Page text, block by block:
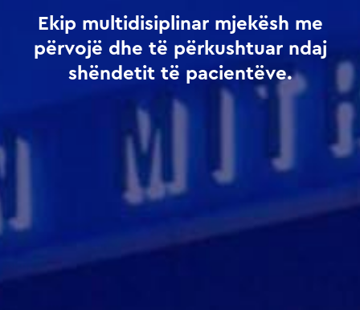
Ekip multidisiplinar mjekësh me
përvojë dhe të përkushtuar ndaj
shëndetit të pacientëve.